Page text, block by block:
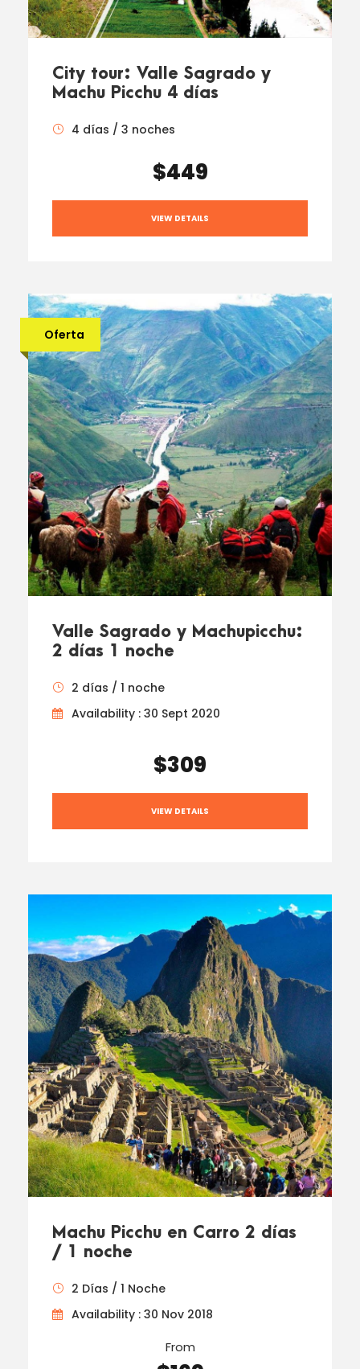
City tour: Valle Sagrado y
Machu Picchu 4 días
4 días / 3 noches
$449
VIEW DETAILS
Oferta
Valle Sagrado y Machupicchu:
2 días 1 noche
2 días / 1 noche
Availability : 30 Sept 2020
$309
VIEW DETAILS
Machu Picchu en Carro 2 días
/ 1 noche
2 Días / 1 Noche
Availability : 30 Nov 2018
From